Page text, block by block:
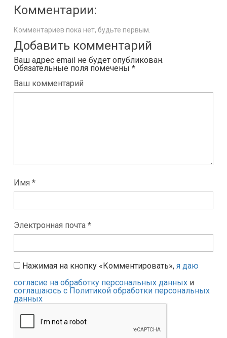
Комментарии:
Комментариев пока нет, будьте первым.
Добавить комментарий
Ваш адрес email не будет опубликован.
Обязательные поля помечены *
Ваш комментарий
Имя *
Электронная почта *
Нажимая на кнопку «Комментировать», я даю
согласие на обработку персональных данных и
соглашаюсь с Политикой обработки персональных
данных